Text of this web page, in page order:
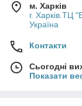
м. Харків
г. Харків.ТЦ
Україна
Контакти
Сьогодні
Показати